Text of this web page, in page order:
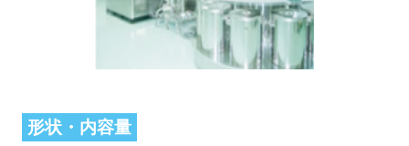
形状・内容量